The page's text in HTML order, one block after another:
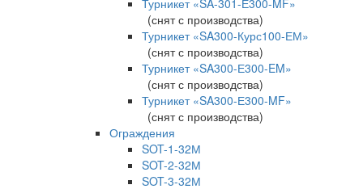
Турникет «SA-301-Е300-MF»
(снят с производства)
Турникет «SA300-Курс100-ЕМ»
(снят с производства)
Турникет «SA300-Е300-EM»
(снят с производства)
Турникет «SA300-Е300-MF»
(снят с производства)
Ограждения
SOT-1-32М
SOT-2-32М
SOT-3-32М